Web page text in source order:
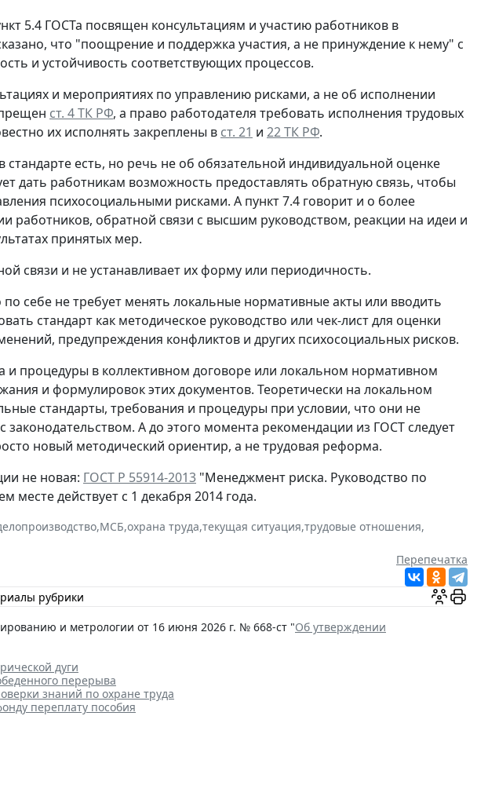
5.4 ГОСТа посвящен консультациям и участию работников в
что "поощрение и поддержка участия, а не принуждение к нему" с
и устойчивость соответствующих процессов.
и мероприятиях по управлению рисками, а не об исполнении
ст. 4 ТК РФ, а право работодателя требовать исполнения трудовых
их исполнять закреплены в ст. 21 и 22 ТК РФ.
стандарте есть, но речь не об обязательной индивидуальной оценке
дать работникам возможность предоставлять обратную связь, чтобы
психосоциальными рисками. А пункт 7.4 говорит и о более
обратной связи с высшим руководством, реакции на идеи и
принятых мер.
связи и не устанавливает их форму или периодичность.
себе не требует менять локальные нормативные акты или вводить
стандарт как методическое руководство или чек-лист для оценки
предупреждения конфликтов и других психосоциальных рисков.
и процедуры в коллективном договоре или локальном нормативном
и формулировок этих документов. Теоретически на локальном
стандарты, требования и процедуры при условии, что они не
А до этого момента рекомендации из ГОСТ следует
новый методический ориентир, а не трудовая реформа.
не новая: ГОСТ Р 55914-2013 "Менеджмент риска. Руководство по
действует с 1 декабря 2014 года.
,МСБ,охрана труда,текущая ситуация,трудовые отношения,
Перепечатка
рубрики
и метрологии от 16 июня 2026 г. № 668-ст "Об утверждении
дуги
перерыва
знаний по охране труда
переплату пособия